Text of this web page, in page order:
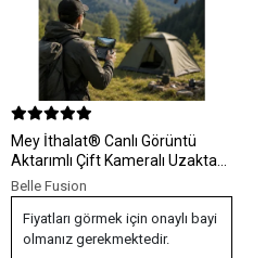
Mey İthalat® Canlı Görüntü
Aktarımlı Çift Kameralı Uzaktan
Kumandalı Drone
Belle Fusion
Fiyatları görmek için onaylı bayi
olmanız gerekmektedir.